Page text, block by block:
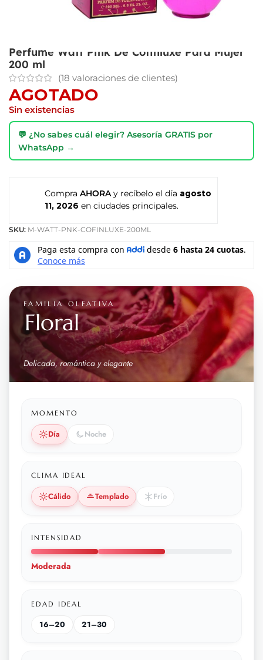
Perfume Watt Pink De Cofinluxe Para Mujer
200 ml
(18 valoraciones de clientes)
AGOTADO
Sin existencias
💬 ¿No sabes cuál elegir? Asesoría GRATIS por
WhatsApp →
Compra AHORA y recíbelo el día agosto
11, 2026 en ciudades principales.
SKU: M-WATT-PNK-COFINLUXE-200ML
FAMILIA OLFATIVA
Floral
Delicada, romántica y elegante
MOMENTO
Día Noche
CLIMA IDEAL
Cálido Templado Frío
INTENSIDAD
Moderada
EDAD IDEAL
16–20 21–30